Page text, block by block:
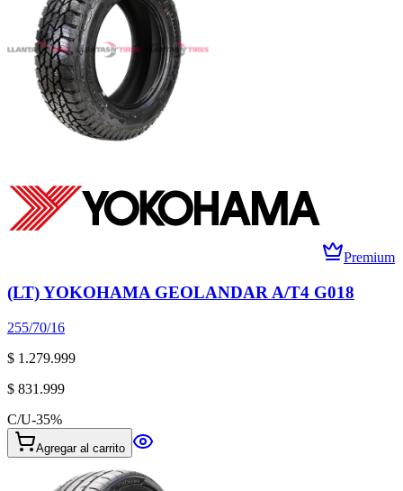
Premium
(LT) YOKOHAMA GEOLANDAR A/T4 G018
255/70/16
$ 1.279.999
$ 831.999
C/U-35%
Agregar al carrito